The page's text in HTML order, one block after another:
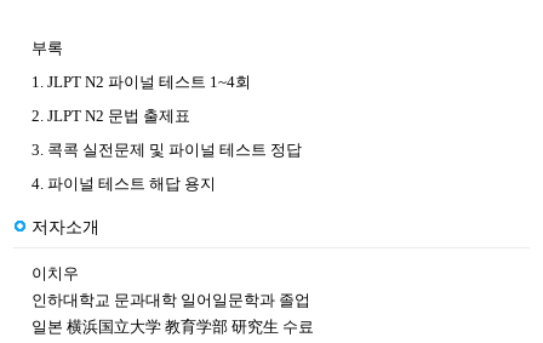
부록
1. JLPT N2 파이널 테스트 1~4회
2. JLPT N2 문법 출제표
3. 콕콕 실전문제 및 파이널 테스트 정답
4. 파이널 테스트 해답 용지
저자소개
이치우
인하대학교 문과대학 일어일문학과 졸업
일본 横浜国立大学 教育学部 研究生 수료